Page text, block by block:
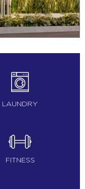
LAUNDRY
FITNESS